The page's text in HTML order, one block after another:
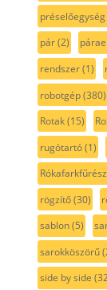
préselőegység
pár(2)
rendszer(1)
robotgép(380)
Rotak(15)
rugótartó(1)
Rókafarkfűrész
rögzítő(30)
sablon(5)
sarokköszörű
side by side